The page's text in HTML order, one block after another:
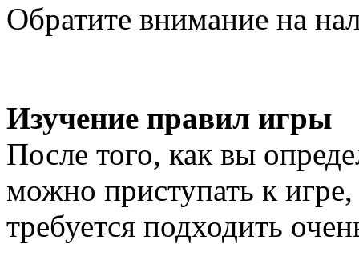
Обратите внимание на
Изучение правил игры
После того, как вы
можно приступать к
требуется подходить